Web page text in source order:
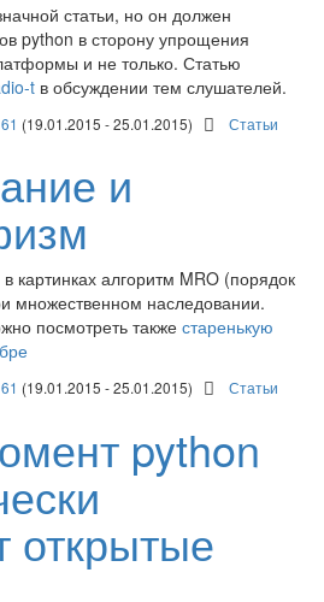
статьи, но он должен
python в сторону упрощения
и не только. Статью
t в обсуждении тем слушателей.
(19.01.2015 - 25.01.2015) Статьи
и
картинках алгоритм MRO (порядок
множественном наследовании.
посмотреть также старенькую
(19.01.2015 - 25.01.2015) Статьи
python
открытые